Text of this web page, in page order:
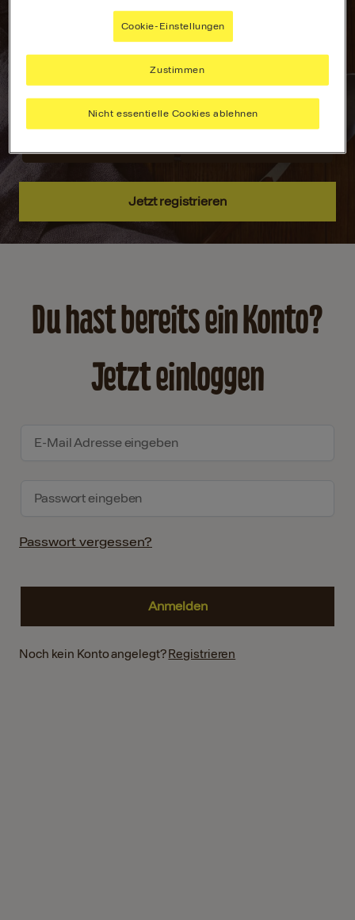
suchen –
speichere deine
aller liebsten
Rezepte, sammle
Inspiration und
hab alles immer
griffbereit.
Plane deine
Mahlzeiten mit
dem MAGGI
passend zu
deinen Vorlieben.
Jetzt registrieren
Du hast bereits ein Konto?
Jetzt einloggen
Passwort vergessen?
Noch kein Konto angelegt? Registrieren
Cookie-Einstellungen
Nicht essentielle Cookies ablehnen
Zustimmen